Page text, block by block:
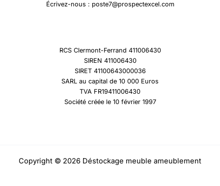
Écrivez-nous : poste7@prospectexcel.com
RCS Clermont-Ferrand 411006430
SIREN 411006430
SIRET 41100643000036
SARL au capital de 10 000 Euros
TVA FR19411006430
Société créée le 10 février 1997
Copyright © 2026 Déstockage meuble ameublement